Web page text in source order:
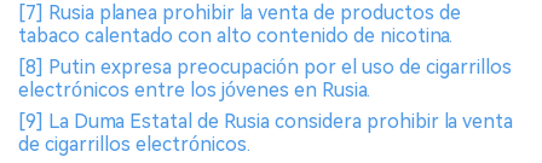
[7] Rusia planea prohibir la venta de productos de
tabaco calentado con alto contenido de nicotina.
[8] Putin expresa preocupación por el uso de cigarrillos
electrónicos entre los jóvenes en Rusia.
[9] La Duma Estatal de Rusia considera prohibir la venta
de cigarrillos electrónicos.